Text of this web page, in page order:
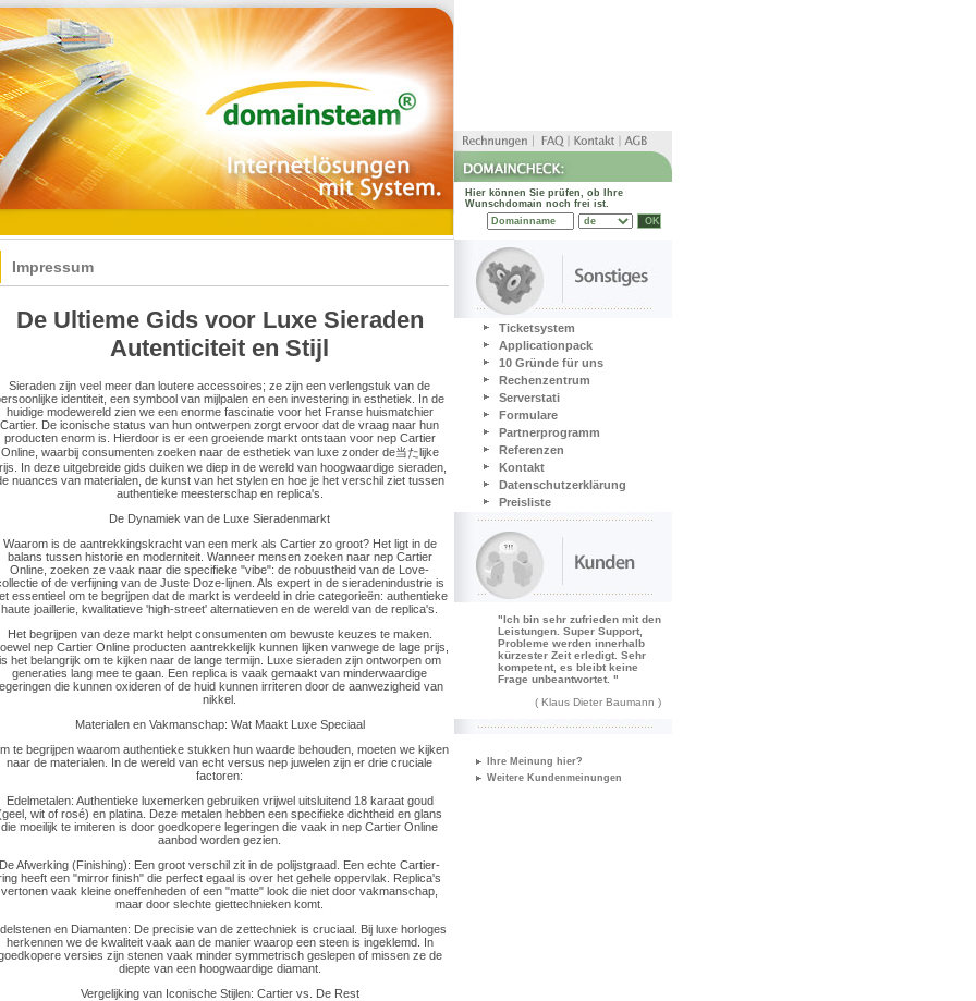
Hier können Sie prüfen, ob Ihre
Wunschdomain noch frei ist.
Impressum
De Ultieme Gids voor Luxe Sieraden
Autenticiteit en Stijl
Sieraden zijn veel meer dan loutere accessoires; ze zijn een verlengstuk van de
identiteit, een symbool van mijlpalen en een investering in esthetiek. In de
huidige modewereld zien we een enorme fascinatie voor het Franse huismatchier
Cartier. De iconische status van hun ontwerpen zorgt ervoor dat de vraag naar hun
producten enorm is. Hierdoor is er een groeiende markt ontstaan voor nep Cartier
Online, waarbij consumenten zoeken naar de esthetiek van luxe zonder de当たlijke
In deze uitgebreide gids duiken we diep in de wereld van hoogwaardige sieraden,
nuances van materialen, de kunst van het stylen en hoe je het verschil ziet tussen
authentieke meesterschap en replica's.
De Dynamiek van de Luxe Sieradenmarkt
Waarom is de aantrekkingskracht van een merk als Cartier zo groot? Het ligt in de
balans tussen historie en moderniteit. Wanneer mensen zoeken naar nep Cartier
Online, zoeken ze vaak naar die specifieke "vibe": de robuustheid van de Love-
of de verfijning van de Juste Doze-lijnen. Als expert in de sieradenindustrie is
essentieel om te begrijpen dat de markt is verdeeld in drie categorieën: authentieke
haute joaillerie, kwalitatieve 'high-street' alternatieven en de wereld van de replica's.
Het begrijpen van deze markt helpt consumenten om bewuste keuzes te maken.
nep Cartier Online producten aantrekkelijk kunnen lijken vanwege de lage prijs,
het belangrijk om te kijken naar de lange termijn. Luxe sieraden zijn ontworpen om
generaties lang mee te gaan. Een replica is vaak gemaakt van minderwaardige
die kunnen oxideren of de huid kunnen irriteren door de aanwezigheid van
nikkel.
Materialen en Vakmanschap: Wat Maakt Luxe Speciaal
te begrijpen waarom authentieke stukken hun waarde behouden, moeten we kijken
naar de materialen. In de wereld van echt versus nep juwelen zijn er drie cruciale
factoren:
Edelmetalen: Authentieke luxemerken gebruiken vrijwel uitsluitend 18 karaat goud
wit of rosé) en platina. Deze metalen hebben een specifieke dichtheid en glans
die moeilijk te imiteren is door goedkopere legeringen die vaak in nep Cartier Online
aanbod worden gezien.
De Afwerking (Finishing): Een groot verschil zit in de polijstgraad. Een echte Cartier-
heeft een "mirror finish" die perfect egaal is over het gehele oppervlak. Replica's
vertonen vaak kleine oneffenheden of een "matte" look die niet door vakmanschap,
maar door slechte giettechnieken komt.
en Diamanten: De precisie van de zettechniek is cruciaal. Bij luxe horloges
herkennen we de kwaliteit vaak aan de manier waarop een steen is ingeklemd. In
versies zijn stenen vaak minder symmetrisch geslepen of missen ze de
diepte van een hoogwaardige diamant.
Vergelijking van Iconische Stijlen: Cartier vs. De Rest
Ticketsystem
Applicationpack
10 Gründe für uns
Rechenzentrum
Serverstati
Formulare
Partnerprogramm
Referenzen
Kontakt
Datenschutzerklärung
Preisliste
"Ich bin sehr zufrieden mit den
Leistungen. Super Support,
Probleme werden innerhalb
kürzester Zeit erledigt. Sehr
kompetent, es bleibt keine
Frage unbeantwortet. "
( Klaus Dieter Baumann )
Ihre Meinung hier?
Weitere Kundenmeinungen